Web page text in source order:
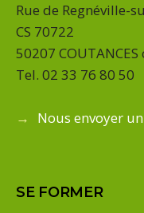
Rue de Regnéville-
CS 70722
50207 COUTANCES
Tel. 02 33 76 80 50
→ Nous envoyer
SE FORMER